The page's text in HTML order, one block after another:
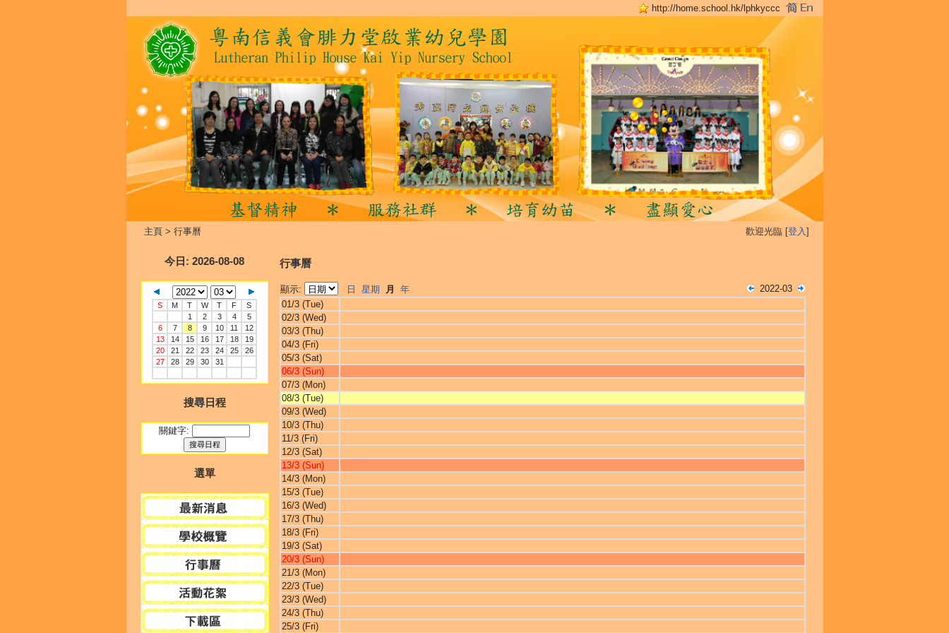
http://home.school.hk/lphkyccc
主頁> 行事曆 歡迎光臨 [登入]
今日 : 2026-08-08
S M T W T F
S
1
2 3 4
5
6
7 8 9 10 11
12
13
14 15 16 17 18
19
20
21 22 23 24 25
26
27
28 29 30 31
搜尋日程
關鍵字:
選單
行事曆
顯示: 日 星期 月 年
2022-03
01/3 (Tue)
02/3 (Wed)
03/3 (Thu)
04/3 (Fri)
05/3 (Sat)
06/3 (Sun)
07/3 (Mon)
08/3 (Tue)
09/3 (Wed)
10/3 (Thu)
11/3 (Fri)
12/3 (Sat)
13/3 (Sun)
14/3 (Mon)
15/3 (Tue)
16/3 (Wed)
17/3 (Thu)
18/3 (Fri)
19/3 (Sat)
20/3 (Sun)
21/3 (Mon)
22/3 (Tue)
23/3 (Wed)
24/3 (Thu)
25/3 (Fri)